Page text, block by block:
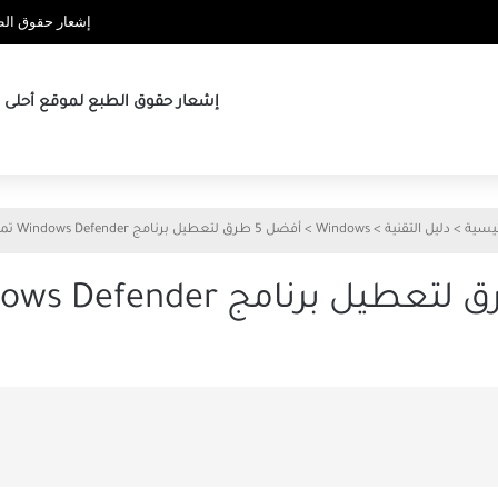
إشعار حقوق
إشعار حقوق الطبع لموقع أحلى
> دليل التقنية >
Windows
> أفضل 5 طرق لتعطيل برنامج Windows Defender تمامًا